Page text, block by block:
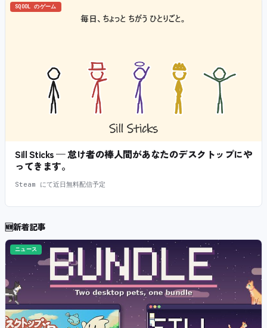
SQOOL のゲーム
Sill Sticks — 怠け者の棒人間があなたのデスクトップにや
ってきます。
Steam にて近日無料配信予定
🆕新着記事
ニュース